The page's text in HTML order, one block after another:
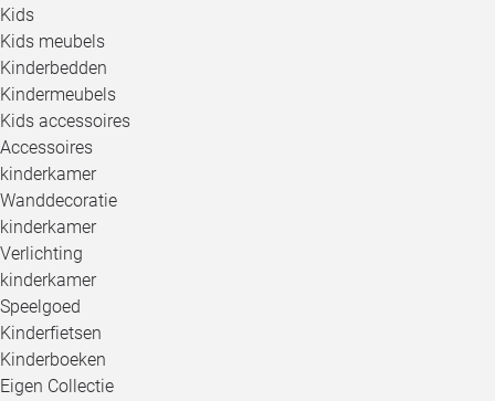
Kids
Kids meubels
Kinderbedden
Kindermeubels
Kids accessoires
Accessoires
kinderkamer
Wanddecoratie
kinderkamer
Verlichting
kinderkamer
Speelgoed
Kinderfietsen
Kinderboeken
Eigen Collectie